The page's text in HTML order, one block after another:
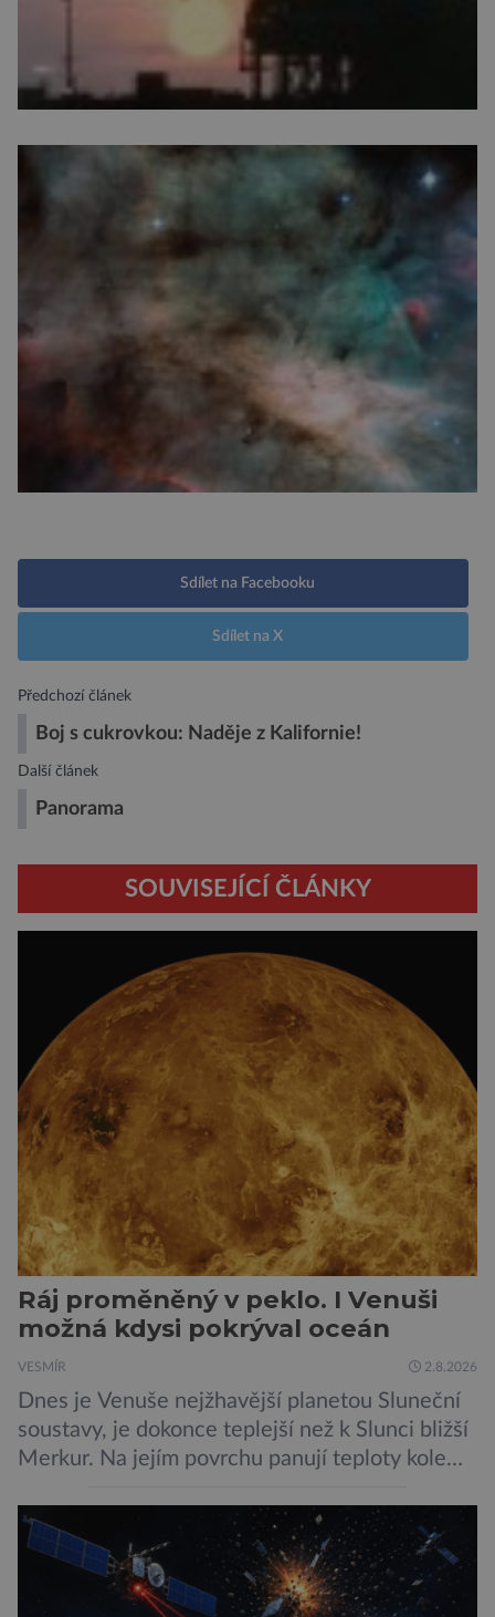
Sdílet na Facebooku
Sdílet na X
Předchozí článek
Boj s cukrovkou: Naděje z Kalifornie!
Další článek
Panorama
SOUVISEJÍCÍ ČLÁNKY
Ráj proměněný v peklo. I Venuši
možná kdysi pokrýval oceán
VESMÍR 2.8.2026
Dnes je Venuše nejžhavější planetou Sluneční
soustavy, je dokonce teplejší než k Slunci bližší
Merkur. Na jejím povrchu panují teploty kolem
hustší než na Zemi a aby toho nebylo málo, z
oblaků se snáší kapky kyseliny sírové. Zkrátka,
není to prostředí, ve kterém by příčetný člověk
chtěl strávit […]